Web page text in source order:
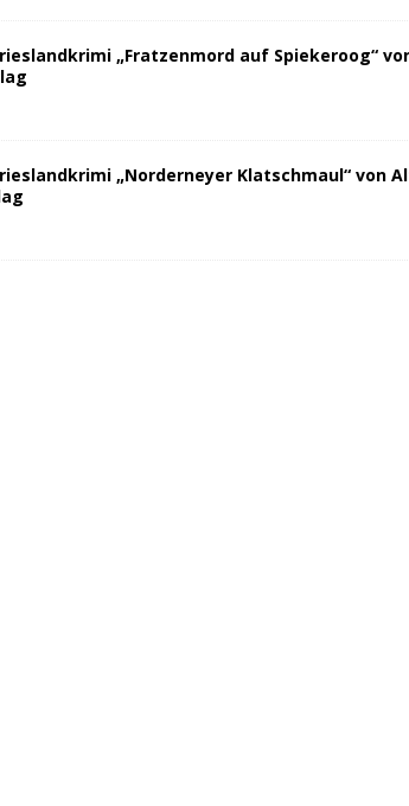
„Fratzenmord auf Spiekeroog“
„Norderneyer Klatschmaul“ von